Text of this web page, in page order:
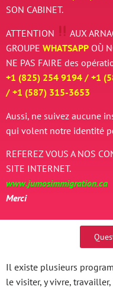
SON CABINET.
ATTENTION AUX
GROUPE WHATSAPP OÙ
NE PAS FAIRE des
+1 (825) 254 9194 / +1
/ +1 (587) 315-3653
Aussi, ne suivez aucune
qui volent notre identité
REFEREZ VOUS A NOS
SITE INTERNET.
www.jumosimmigration.ca
Merci
Il existe plusieurs
le visiter, y vivre,